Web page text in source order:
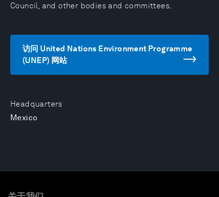
Headquarters
Mexico
Council, and other bodies and committees.
访问 United Nations Environment Programme
(UNEP) 网站